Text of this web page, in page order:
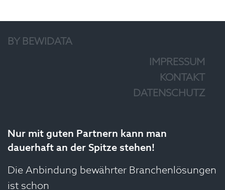
BY BEWIDATA
IMPRESSUM
KONTAKT
DATENSCHUTZ
Nur mit guten Partnern kann man
dauerhaft an der Spitze stehen!
Die Anbindung bewährter Branchenlösungen
ist schon